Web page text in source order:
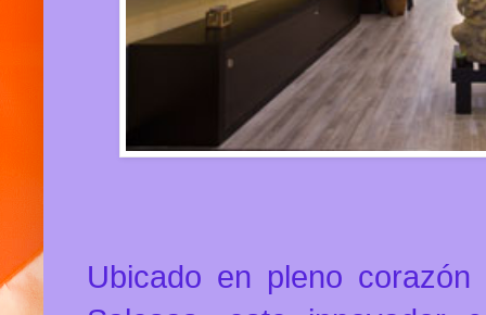
Ubicado en pleno